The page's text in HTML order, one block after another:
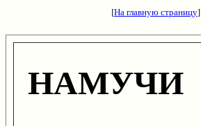
[На главную страницу]
НАМУЧИ